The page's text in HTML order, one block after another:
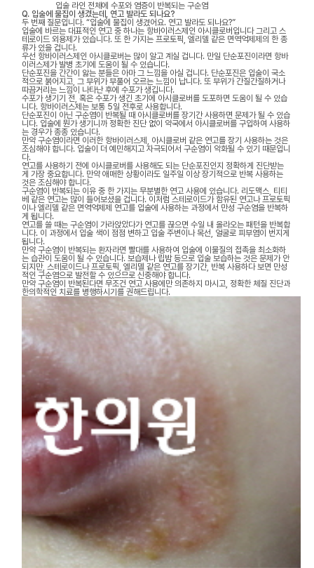
입술 라인 전체에 수포와 염증이 반복되는 구순염
Q. 입술에 물집이 생겼는데, 연고 발라도 되나요?
두 번째 질문입니다. “입술에 물집이 생겼어요. 연고 발라도 되나요?”
입술에 바르는 대표적인 연고 중 하나는 항바이러스제인 아시클로버입니다 그리고 스
테로이드 외용제가 있습니다. 또 한 가지는 프로토픽, 엘리델 같은 면역억제제의 한 종
류가 있을 겁니다.
우선 항바이러스제인 아시클로버는 많이 알고 계실 겁니다. 만일 단순포진이라면 항바
이러스제가 발병 초기에 도움이 될 수 있습니다.
단순포진을 간간이 앓는 분들은 아마 그 느낌을 아실 겁니다. 단순포진은 입술이 국소
적으로 붉어지고, 그 부위가 부풀어 오르는 느낌이 납니다. 또 부위가 간질간질하거나
따끔거리는 느낌이 나타난 후에 수포가 생깁니다.
수포가 생기기 전, 혹은 수포가 생긴 초기에 아시클로버를 도포하면 도움이 될 수 있습
니다. 항바이러스제는 보통 5일 전후로 사용합니다.
단순포진이 아닌 구순염이 반복될 때 아시클로버를 장기간 사용하면 문제가 될 수 있습
니다. 입술에 뭔가 생기니까 정확한 진단 없이 약국에서 아시클로버를 구입하여 사용하
는 경우가 종종 있습니다.
만약 구순염이라면 이러한 항바이러스제, 아시클로버 같은 연고를 장기 사용하는 것은
조심해야 합니다. 입술이 더 예민해지고 자극되어서 구순염이 악화될 수 있기 때문입니
다.
연고를 사용하기 전에 아시클로버를 사용해도 되는 단순포진인지 정확하게 진단받는
게 가장 중요합니다. 만약 애매한 상황이라도 일주일 이상 장기적으로 반복 사용하는
것은 조심해야 합니다.
구순염이 반복되는 이유 중 한 가지는 무분별한 연고 사용에 있습니다. 리도맥스, 티티
베 같은 연고는 많이 들어보셨을 겁니다. 이처럼 스테로이드가 함유된 연고나 프로토픽
이나 엘리델 같은 면역억제제 연고를 입술에 사용하는 과정에서 만성 구순염을 반복하
게 됩니다.
연고를 쓸 때는 구순염이 가라앉았다가 연고를 끊으면 수일 내 올라오는 패턴을 반복합
니다. 이 과정에서 입술 색이 점점 변하고 입술 주변이나 목선, 얼굴로 피부염이 번지게
됩니다.
만약 구순염이 반복되는 환자라면 빨대를 사용하여 입술에 이물질의 접촉을 최소화하
는 습관이 도움이 될 수 있습니다. 보습제나 립밤 등으로 입술 보습하는 것은 문제가 안
되지만, 스테로이드나 프로토픽, 엘리델 같은 연고를 장기간, 반복 사용하다 보면 만성
적인 구순염으로 발전할 수 있으므로 신중해야 합니다.
만약 구순염이 반복된다면 무조건 연고 사용에만 의존하지 마시고, 정확한 체질 진단과
한의학적인 치료를 병행하시기를 권해드립니다.